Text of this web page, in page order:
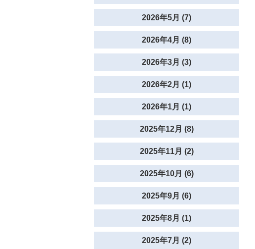
2026年5月 (7)
2026年4月 (8)
2026年3月 (3)
2026年2月 (1)
2026年1月 (1)
2025年12月 (8)
2025年11月 (2)
2025年10月 (6)
2025年9月 (6)
2025年8月 (1)
2025年7月 (2)